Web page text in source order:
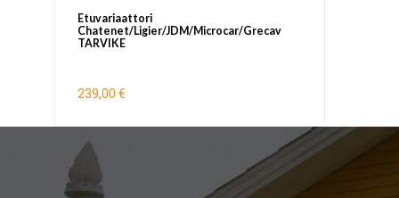
Etuvariaattori
Chatenet/Ligier/JDM/Microcar/Grecav
TARVIKE
239,00 €